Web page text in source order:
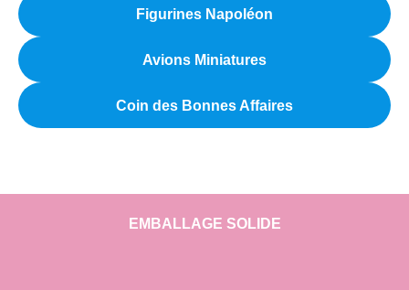
Figurines Napoléon
Avions Miniatures
Coin des Bonnes Affaires
EMBALLAGE SOLIDE